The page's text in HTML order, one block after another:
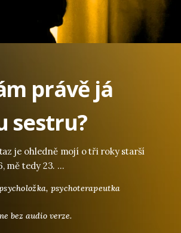
právě já
sestru?
je ohledně mojí o tři roky starší
mě tedy 23. …
psychoterapeutka
bez audio verze.